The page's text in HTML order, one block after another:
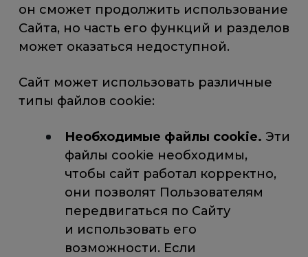
он сможет продолжить использование
Сайта, но часть его функций и разделов
может оказаться недоступной.
Сайт может использовать различные
типы файлов cookie:
Необходимые файлы cookie. Эти
файлы cookie необходимы,
чтобы сайт работал корректно,
они позволят Пользователям
передвигаться по Сайту
и использовать его
возможности. Если